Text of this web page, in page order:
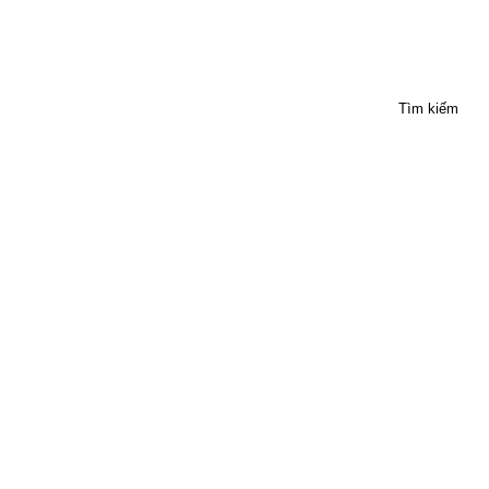
Tìm kiếm